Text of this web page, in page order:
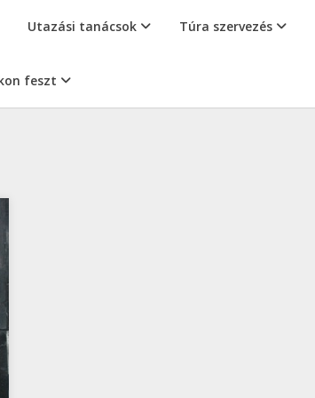
Utazási tanácsok Túra szervezés
feszt